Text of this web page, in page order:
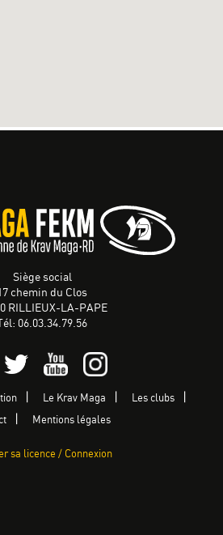
Siège social
chemin du Clos
RILLIEUX-LA-PAPE
Tél: 06.03.34.79.56
Le Krav Maga Les clubs
Mentions légales
sa licence / Connexion